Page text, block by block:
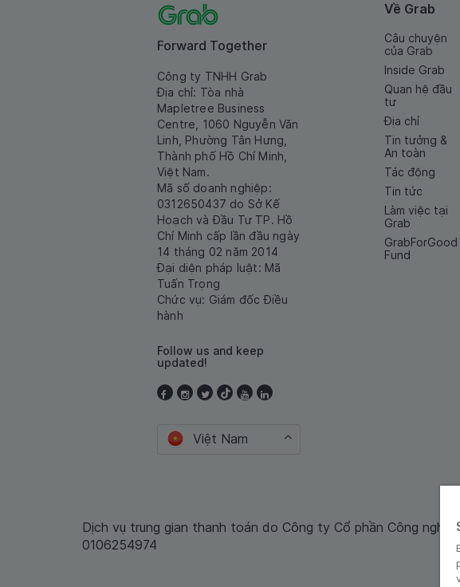
Forward Together
Công ty TNHH Grab
Địa chỉ: Tòa nhà
Mapletree Business
Centre, 1060 Nguyễn Văn
Linh, Phường Tân Hưng,
Thành phố Hồ Chí Minh,
Việt Nam.
Mã số doanh nghiệp:
0312650437 do Sở Kế
Hoạch và Đầu Tư TP. Hồ
Chí Minh cấp lần đầu ngày
14 tháng 02 năm 2014
Đại diện pháp luật: Mã
Tuấn Trọng
Chức vụ: Giám đốc Điều
hành
Follow us and keep
updated!
Việt Nam
Về Grab
Câu chuyện
của Grab
Inside Grab
Quan hệ đầu
tư
Địa chỉ
Tin tưởng &
An toàn
Tác động
Tin tức
Làm việc tại
Grab
GrabForGood
Fund
Dịch vụ trung gian thanh toán do Công ty Cổ phần Công nghệ
0106254974